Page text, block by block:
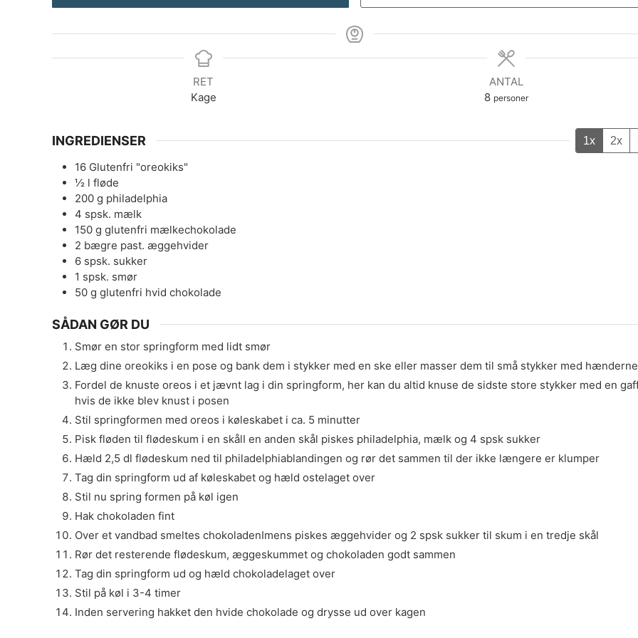
RET
Kage
ANTAL
8 personer
INGREDIENSER 1x 2x
16 Glutenfri "oreokiks"
½ l fløde
200 g philadelphia
4 spsk. mælk
150 g glutenfri mælkechokolade
2 bægre past. æggehvider
6 spsk. sukker
1 spsk. smør
50 g glutenfri hvid chokolade
SÅDAN GØR DU
Smør en stor springform med lidt smør
Læg dine oreokiks i en pose og bank dem i stykker med en ske eller masser dem til små stykker med hænderne
Fordel de knuste oreos i et jævnt lag i din springform, her kan du altid knuse de sidste store stykker med en
hvis de ikke blev knust i posen
Stil springformen med oreos i køleskabet i ca. 5 minutter
Pisk fløden til flødeskum i en skålI en anden skål piskes philadelphia, mælk og 4 spsk sukker
Hæld 2,5 dl flødeskum ned til philadelphiablandingen og rør det sammen til der ikke længere er klumper
Tag din springform ud af køleskabet og hæld ostelaget over
Stil nu spring formen på køl igen
Hak chokoladen fint
Over et vandbad smeltes chokoladenImens piskes æggehvider og 2 spsk sukker til skum i en tredje skål
Rør det resterende flødeskum, æggeskummet og chokoladen godt sammen
Tag din springform ud og hæld chokoladelaget over
Stil på køl i 3-4 timer
Inden servering hakket den hvide chokolade og drysse ud over kagen